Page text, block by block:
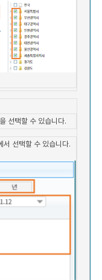
선택할 수 있습니다.
서 선택할 수 있습니다.